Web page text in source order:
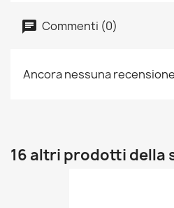
Commenti (0)
Ancora nessuna
16 altri prodotti della